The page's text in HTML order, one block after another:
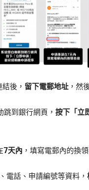
後， 留下電郵地址 ，然
跳到銀行網頁， 按下「立
7天內 ，填寫電郵內的換
電話、申請編號等資料，